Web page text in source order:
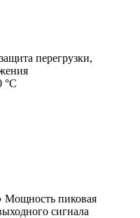
защита перегрузки,
°C
Мощность пиковая
сигнала